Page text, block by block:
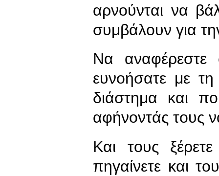
αρνούνται να
συμβάλουν για
Να αναφέρεστε
ευνοήσατε με
διάστημα και
αφήνοντάς τους
Και τους
πηγαίνετε και